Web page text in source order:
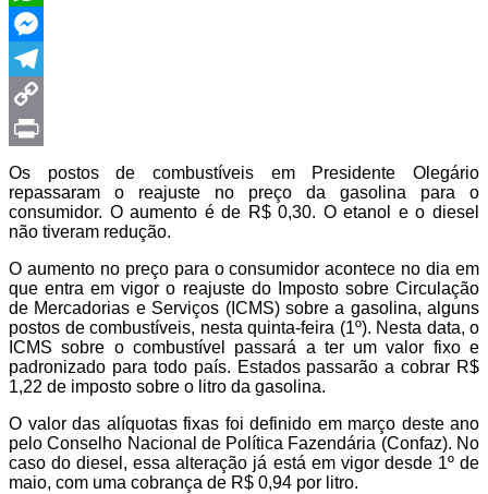
WhatsApp
Messenger
Telegram
Copy
Link
Print
Os postos de combustíveis em Presidente Olegário
repassaram o reajuste no preço da gasolina para o
consumidor. O aumento é de R$ 0,30. O etanol e o diesel
não tiveram redução.
O aumento no preço para o consumidor acontece no dia em
que entra em vigor o reajuste do Imposto sobre Circulação
de Mercadorias e Serviços (ICMS) sobre a gasolina, alguns
postos de combustíveis, nesta quinta-feira (1º). Nesta data, o
ICMS sobre o combustível passará a ter um valor fixo e
padronizado para todo país. Estados passarão a cobrar R$
1,22 de imposto sobre o litro da gasolina.
O valor das alíquotas fixas foi definido em março deste ano
pelo Conselho Nacional de Política Fazendária (Confaz). No
caso do diesel, essa alteração já está em vigor desde 1º de
maio, com uma cobrança de R$ 0,94 por litro.